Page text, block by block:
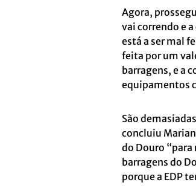
Agora,
vai correndo e
está a ser mal
feita por um
barragens, e a
equipamentos
São
concluiu
do Douro “para
barragens do
porque a EDP